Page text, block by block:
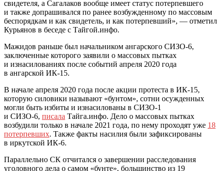
свидетеля, а Сагалаков вообще имеет статус потерпевшего
и также допрашивался по ранее возбужденному по массовым
беспорядкам и как свидетель, и как потерпевший», — отметил
Курьянов в беседе с Тайгой.инфо.
Мажидов раньше был начальником ангарского СИЗО-6,
заключенные которого заявили о массовых пытках
и изнасилованиях после событий апреля 2020 года
в ангарской ИК-15.
В начале апреля 2020 года после акции протеста в ИК-15,
которую силовики называют «бунтом», сотни осужденных
могли быть избиты и изнасилованы в СИЗО-1
и СИЗО-6, писала Тайга.инфо. Дело о массовых пытках
возбудили только в начале 2021 года, по нему проходят уже 18
потерпевших. Также факты насилия были зафиксированы
в иркутской ИК-6.
Параллельно СК отчитался о завершении расследования
уголовного дела о самом «бунте», большинство из 19